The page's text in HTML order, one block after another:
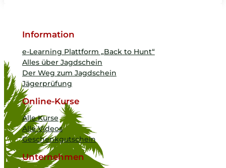
Information
e-Learning Plattform „Back to Hunt“
Alles über Jagdschein
Der Weg zum Jagdschein
Jägerprüfung
Online-Kurse
Alle Kurse
Alle Videos
Geschenkgutschein
Unternehmen